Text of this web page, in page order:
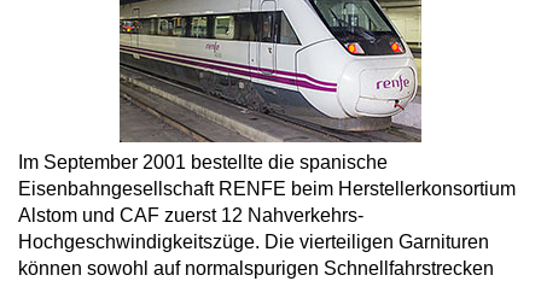
Im September 2001 bestellte die spanische
Eisenbahngesellschaft RENFE beim Herstellerkonsortium
Alstom und CAF zuerst 12 Nahverkehrs-
Hochgeschwindigkeitszüge. Die vierteiligen Garnituren
können sowohl auf normalspurigen Schnellfahrstrecken